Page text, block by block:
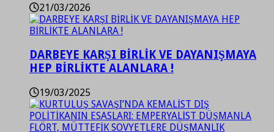
21/03/2026
DARBEYE KARŞI BİRLİK VE DAYANIŞMAYA
HEP BİRLİKTE ALANLARA !
19/03/2025